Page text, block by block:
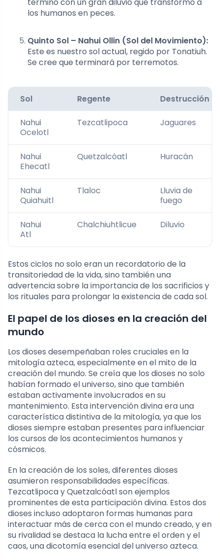
los humanos en peces.
Quinto Sol – Nahui Ollin (Sol del Movimiento):
Este es nuestro sol actual, regido por Tonatiuh.
Se cree que terminará por terremotos.
Sol Regente Destrucción
Nahui
Ocelotl
Tezcatlipoca Jaguares
Nahui
Ehecatl
Quetzalcóatl Huracán
Nahui
Quiahuitl
Tlaloc
Lluvia de
fuego
Nahui
Atl
Chalchiuhtlicue Diluvio
Estos ciclos no solo eran un recordatorio de la
transitoriedad de la vida, sino también una
advertencia sobre la importancia de los sacrificios y
los rituales para prolongar la existencia de cada sol.
El papel de los dioses en la creación del
mundo
Los dioses desempeñaban roles cruciales en la
mitología azteca, especialmente en el mito de la
creación del mundo. Se creía que los dioses no solo
habían formado el universo, sino que también
estaban activamente involucrados en su
mantenimiento. Esta intervención divina era una
característica distintiva de la mitología, ya que los
dioses siempre estaban presentes para influenciar
los cursos de los acontecimientos humanos y
cósmicos.
En la creación de los soles, diferentes dioses
asumieron responsabilidades específicas.
Tezcatlipoca y Quetzalcóatl son ejemplos
prominentes de esta participación divina. Estos dos
dioses incluso adoptaron formas humanas para
interactuar más de cerca con el mundo creado, y en
su rivalidad se destaca la lucha entre el orden y el
caos, una dicotomía esencial del universo azteca.